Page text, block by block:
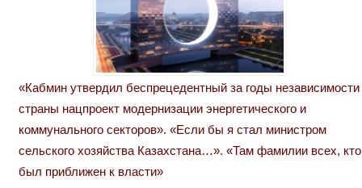
«Кабмин утвердил беспрецедентный за годы независимости
страны нацпроект модернизации энергетического и
коммунального секторов». «Если бы я стал министром
сельского хозяйства Казахстана…». «Там фамилии всех, кто
был приближен к власти»